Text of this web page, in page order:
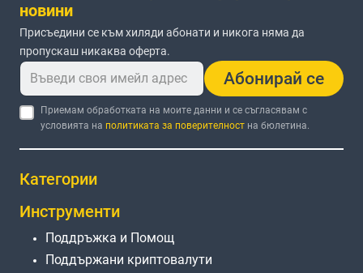
новини
Присъедини се към хиляди абонати и никога няма да
пропускаш никаква оферта.
Абонирай се
Приемам обработката на моите данни и се съгласявам с
условията на политиката за поверителност на бюлетина.
Категории
Инструменти
Поддръжка и Помощ
Поддържани криптовалути